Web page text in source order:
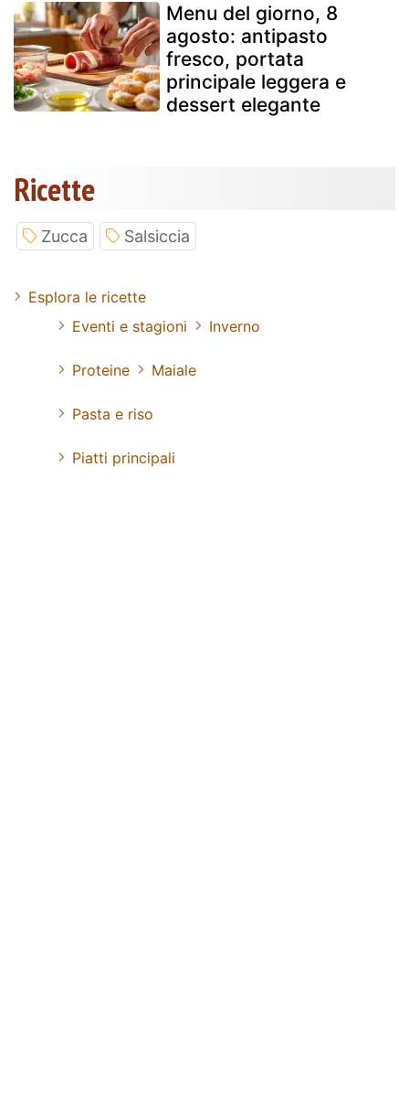
Menu del giorno, 8
agosto: antipasto
fresco, portata
principale leggera e
dessert elegante
Ricette
Zucca Salsiccia
Esplora le ricette
Eventi e stagioni
Inverno
Proteine Maiale
Pasta e riso
Piatti principali